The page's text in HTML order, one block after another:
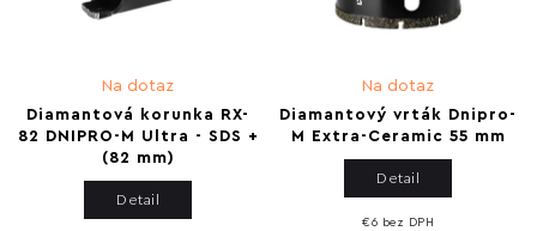
Diamantová korunka RX-
82 DNIPRO-M Ultra - SDS +
(82 mm)
Na dotaz
Detail
Diamantový vrták Dnipro-
M Extra-Ceramic 55 mm
Na dotaz
€6 bez DPH
Detail